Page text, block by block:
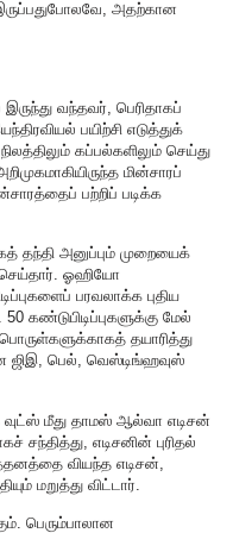
அதற்கான
வந்தவர், பெரிதாகப்
பயிற்சி எடுத்துக்
கப்பல்களிலும் செய்து
மின்சாரப்
பற்றிப் படிக்க
தந்தி அனுப்பும் முறையைக்
செய்தார். ஓஹியோ
பரவலாக்க புதிய
கண்டுபிடிப்புகளுக்கு மேல்
தயாரித்து
ஜிஇ, பெல், வெஸ்டிங்ஹவுஸ்
வுட்ஸ் மீது தாமஸ் ஆல்வா எடிசன்
எடிசனின் புரிதல்
வியந்த எடிசன்,
மறுத்து விட்டார்.
பெரும்பாலான